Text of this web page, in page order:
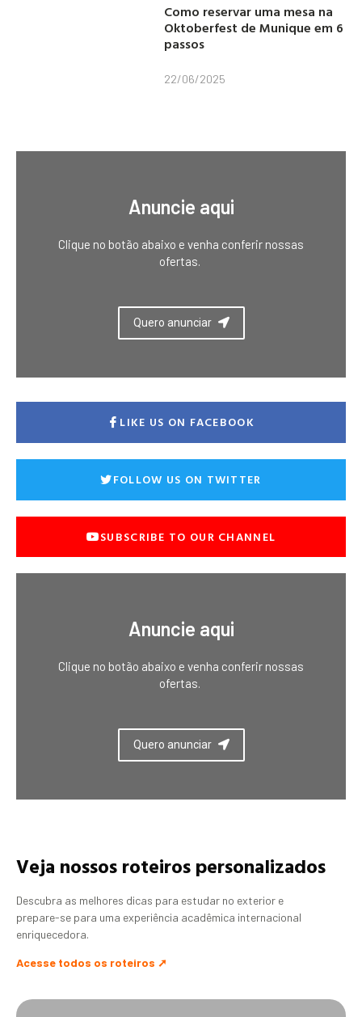
Como reservar uma mesa na
Oktoberfest de Munique em 6
passos
22/06/2025
Anuncie aqui
Clique no botão abaixo e venha conferir nossas
ofertas.
Quero anunciar
LIKE US ON FACEBOOK
FOLLOW US ON TWITTER
SUBSCRIBE TO OUR CHANNEL
Anuncie aqui
Clique no botão abaixo e venha conferir nossas
ofertas.
Quero anunciar
Veja nossos roteiros personalizados
Descubra as melhores dicas para estudar no exterior e
prepare-se para uma experiência acadêmica internacional
enriquecedora.
Acesse todos os roteiros ➚